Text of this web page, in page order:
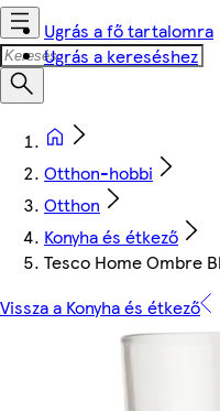
Ugrás a fő tartalomra
Ugrás a kereséshez
Otthon-hobbi
Otthon
Konyha és étkező
Tesco Home Ombre
Vissza a Konyha és étkező